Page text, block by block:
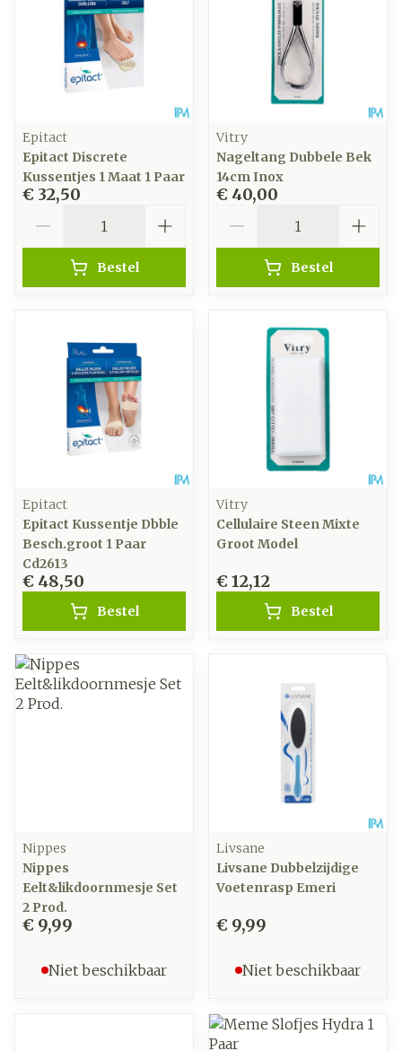
Epitact
Epitact Discrete
Kussentjes 1 Maat 1 Paar
€ 32,50
Bestel
Vitry
Nageltang Dubbele Bek
14cm Inox
€ 40,00
Bestel
Epitact
Epitact Kussentje Dbble
Besch.groot 1 Paar
Cd2613
€ 48,50
Bestel
Vitry
Cellulaire Steen Mixte
Groot Model
€ 12,12
Bestel
Nippes
Nippes
Eelt&likdoornmesje Set
2 Prod.
€ 9,99
Niet beschikbaar
Livsane
Livsane Dubbelzijdige
Voetenrasp Emeri
€ 9,99
Niet beschikbaar